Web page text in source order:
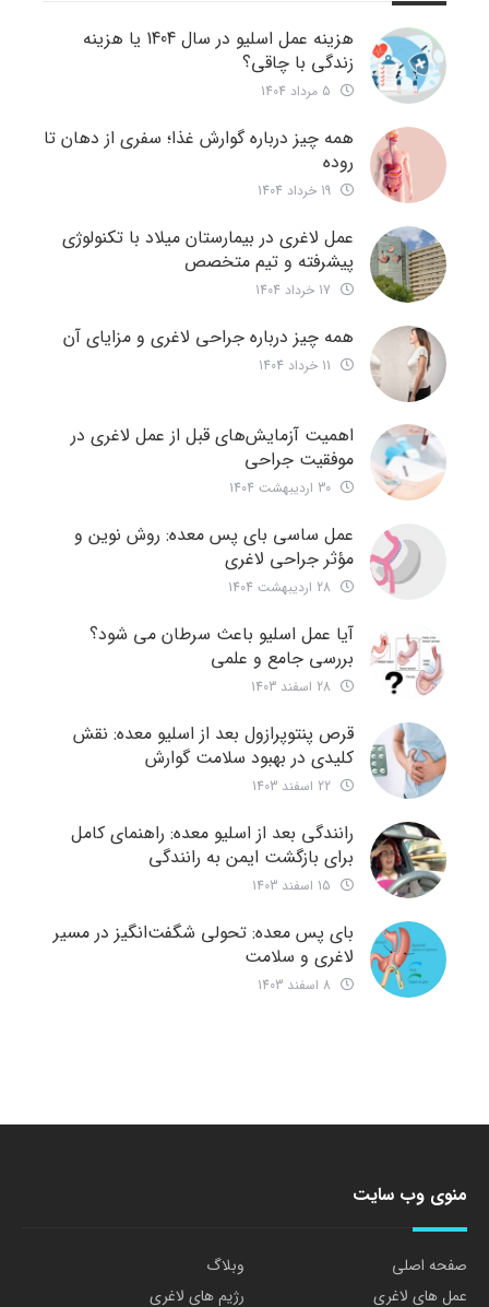
هزینه عمل اسلیو در سال 1404 یا هزینه
زندگی با چاقی؟
همه چیز درباره گوارش غذا؛ سفری از دهان تا
روده
عمل لاغری در بیمارستان میلاد با تکنولوژی
پیشرفته و تیم متخصص
همه چیز درباره جراحی لاغری و مزایای آن
اهمیت آزمایش‌های قبل از عمل لاغری در
موفقیت جراحی
عمل ساسی بای پس معده: روش نوین و
مؤثر جراحی لاغری
آیا عمل اسلیو باعث سرطان می شود؟
بررسی جامع و علمی
قرص پنتوپرازول بعد از اسلیو معده: نقش
کلیدی در بهبود سلامت گوارش
رانندگی بعد از اسلیو معده: راهنمای کامل
برای بازگشت ایمن به رانندگی
بای پس معده: تحولی شگفت‌انگیز در مسیر
لاغری و سلامت
منوی وب سایت
صفحه اصلی
وبلاگ
عمل های لاغری
رژیم های لاغری